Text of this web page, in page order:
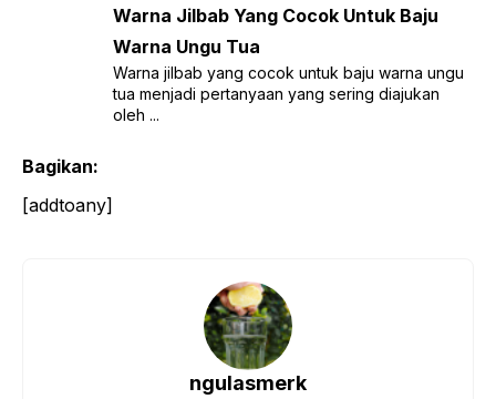
Warna Jilbab Yang Cocok Untuk Baju
Warna Ungu Tua
Warna jilbab yang cocok untuk baju warna ungu
tua menjadi pertanyaan yang sering diajukan
oleh ...
Bagikan:
[addtoany]
ngulasmerk